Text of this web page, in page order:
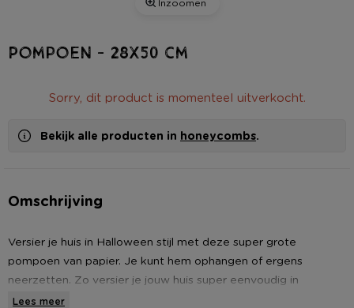
Inzoomen
Pompoen - 28x50 cm
Sorry, dit product is momenteel uitverkocht.
Bekijk alle producten in honeycombs.
Omschrijving
Versier je huis in Halloween stijl met deze super grote
pompoen van papier. Je kunt hem ophangen of ergens
neerzetten. Zo versier je jouw huis super eenvoudig in
Halloween stijl. De afmeting van de lampion is 28x50 cm.
Lees meer